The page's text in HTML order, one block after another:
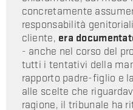
concretamente
responsabilità
cliente, era
- anche nel corso del
tutti i tentativi della
rapporto padre-figlio e
alle scelte che
ragione, il tribunale ha